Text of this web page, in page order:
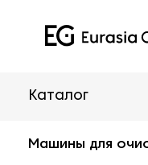
Каталог
Машины для